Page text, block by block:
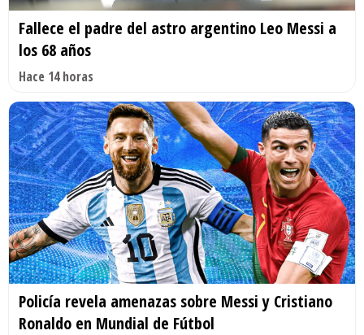
Fallece el padre del astro argentino Leo Messi a
los 68 años
Hace 14 horas
Policía revela amenazas sobre Messi y Cristiano
Ronaldo en Mundial de Fútbol